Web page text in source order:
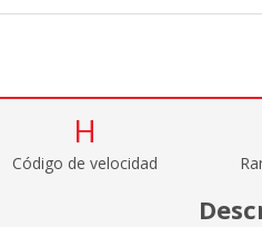
H
Código de velocidad